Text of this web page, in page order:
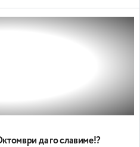
да го славиме!?